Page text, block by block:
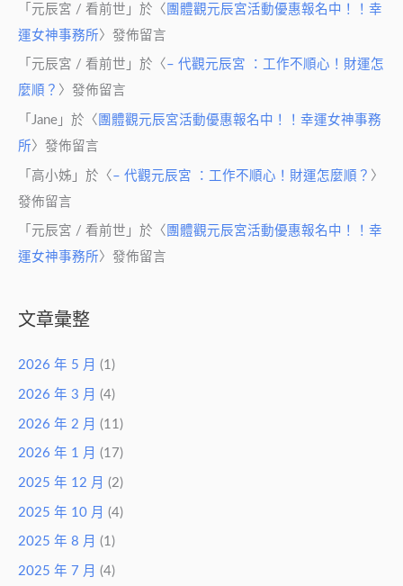
「 元辰宮 / 看前世 」於〈 團體觀元辰宮活動優惠報名中！！幸
運女神事務所 〉發佈留言
「 元辰宮 / 看前世 」於〈 – 代觀元辰宮 ：工作不順心！財運怎
麼順？ 〉發佈留言
「 Jane 」於〈 團體觀元辰宮活動優惠報名中！！幸運女神事務
所〉發佈留言
「 高小姊 」於〈 – 代觀元辰宮 ：工作不順心！財運怎麼順？ 〉
發佈留言
「 元辰宮 / 看前世 」於〈 團體觀元辰宮活動優惠報名中！！幸
運女神事務所〉發佈留言
文章彙整
2026 年 5 月 (1)
2026 年 3 月 (4)
2026 年 2 月 (11)
2026 年 1 月 (17)
2025 年 12 月 (2)
2025 年 10 月 (4)
2025 年 8 月 (1)
2025 年 7 月 (4)